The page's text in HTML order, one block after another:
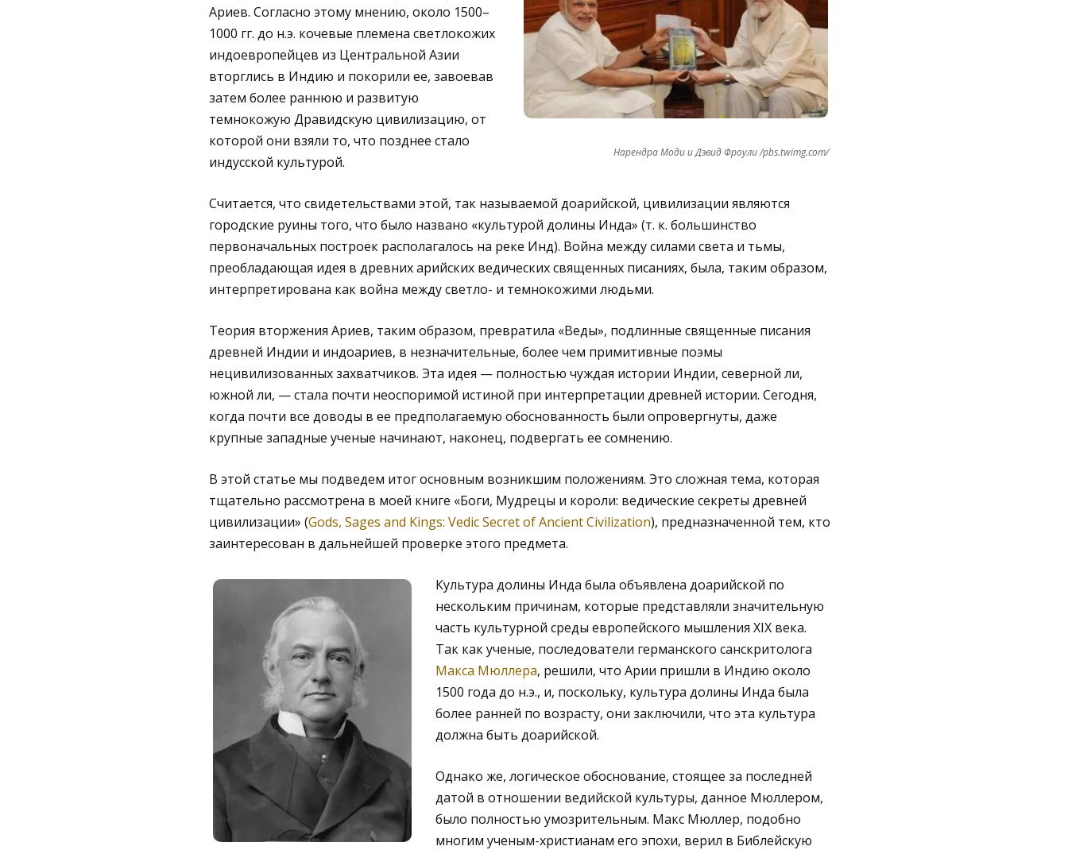
Нарендра Моди и Дэвид Фроули /pbs.twimg.com/
Ариев. Согласно этому мнению, около 1500–
1000 гг. до н.э. кочевые племена светлокожих
индоевропейцев из Центральной Азии
вторглись в Индию и покорили ее, завоевав
затем более раннюю и развитую
темнокожую Дравидскую цивилизацию, от
которой они взяли то, что позднее стало
индусской культурой.
Считается, что свидетельствами этой, так называемой доарийской, цивилизации являются
городские руины того, что было названо «культурой долины Инда» (т. к. большинство
первоначальных построек располагалось на реке Инд). Война между силами света и тьмы,
преобладающая идея в древних арийских ведических священных писаниях, была, таким образом,
интерпретирована как война между светло- и темнокожими людьми.
Теория вторжения Ариев, таким образом, превратила «Веды», подлинные священные писания
древней Индии и индоариев, в незначительные, более чем примитивные поэмы
нецивилизованных захватчиков. Эта идея — полностью чуждая истории Индии, северной ли,
южной ли, — стала почти неоспоримой истиной при интерпретации древней истории. Сегодня,
когда почти все доводы в ее предполагаемую обоснованность были опровергнуты, даже
крупные западные ученые начинают, наконец, подвергать ее сомнению.
В этой статье мы подведем итог основным возникшим положениям. Это сложная тема, которая
тщательно рассмотрена в моей книге «Боги, Мудрецы и короли: ведические секреты древней
цивилизации» (Gods, Sages and Kings: Vedic Secret of Ancient Civilization), предназначенной тем, кто
заинтересован в дальнейшей проверке этого предмета.
Культура долины Инда была объявлена доарийской по
нескольким причинам, которые представляли значительную
часть культурной среды европейского мышления XIX века.
Так как ученые, последователи германского санскритолога
Макса Мюллера, решили, что Арии пришли в Индию около
1500 года до н.э., и, поскольку, культура долины Инда была
более ранней по возрасту, они заключили, что эта культура
должна быть доарийской.
Однако же, логическое обоснование, стоящее за последней
датой в отношении ведийской культуры, данное Мюллером,
было полностью умозрительным. Макс Мюллер, подобно
многим ученым-христианам его эпохи, верил в Библейскую